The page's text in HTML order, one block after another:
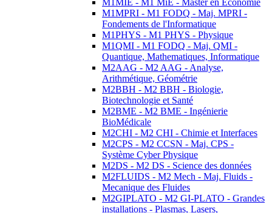
M1MIE - M1 MiE - Master en Economie
M1MPRI - M1 FODQ - Maj. MPRI -
Fondements de l'Informatique
M1PHYS - M1 PHYS - Physique
M1QMI - M1 FODQ - Maj. QMI -
Quantique, Mathematiques, Informatique
M2AAG - M2 AAG - Analyse,
Arithmétique, Géométrie
M2BBH - M2 BBH - Biologie,
Biotechnologie et Santé
M2BME - M2 BME - Ingénierie
BioMédicale
M2CHI - M2 CHI - Chimie et Interfaces
M2CPS - M2 CCSN - Maj. CPS -
Système Cyber Physique
M2DS - M2 DS - Science des données
M2FLUIDS - M2 Mech - Maj. Fluids -
Mecanique des Fluides
M2GIPLATO - M2 GI-PLATO - Grandes
installations - Plasmas, Lasers,